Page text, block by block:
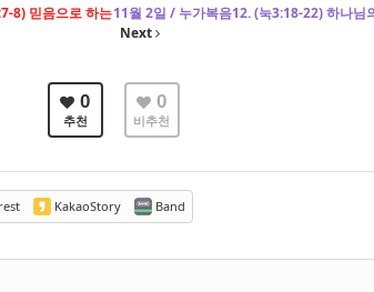
8) 믿음으로 하는11월 2일 / 누가복음12. (눅3:18-22) 하나님
Next
0
추천
0
비추천
KakaoStory Band